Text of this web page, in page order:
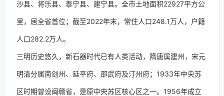
沙县、将乐县、泰宁县、建宁县。全市土地面积22927平方公
里，居全省首位；截至2022年末，常住人口248.1万人，户籍
人口282.2万人。
三明历史悠久，新石器时代已有人类活动，隋唐属建州，宋元
明清分属南剑州、延平府、邵武府及汀州府；1933年中央苏
区时期曾设闽赣省，是原中央苏区核心区之一。1956年成立